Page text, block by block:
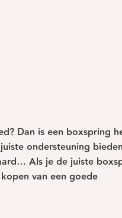
Dan is een boxspring
ondersteuning
Als je de juiste
van een goede